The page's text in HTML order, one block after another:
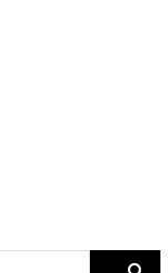
Search